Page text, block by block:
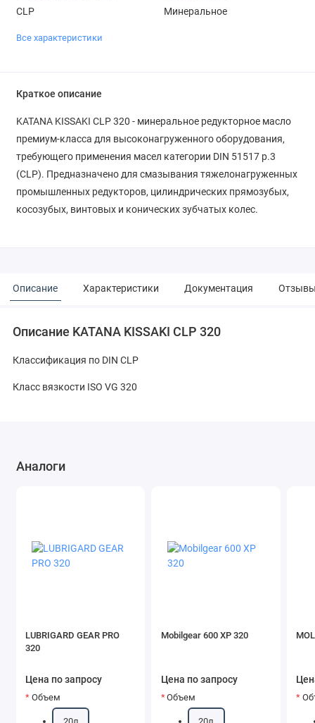
CLP Минеральное
Все характеристики
Краткое описание
KATANA KISSAKI CLP 320 - минеральное редукторное масло
премиум-класса для высоконагруженного оборудования,
требующего применения масел категории DIN 51517 p.3
(CLP). Предназначено для смазывания тяжелонагруженных
промышленных редукторов, цилиндрических прямозубых,
косозубых, винтовых и конических зубчатых колес.
Описание Характеристики Документация
Описание KATANA KISSAKI CLP 320
Классификация по DIN CLP
Класс вязкости ISO VG 320
Аналоги
LUBRIGARD GEAR PRO
320
Цена по запросу
Объем
Mobilgear 600 XP 320
Цена по запросу
Объем